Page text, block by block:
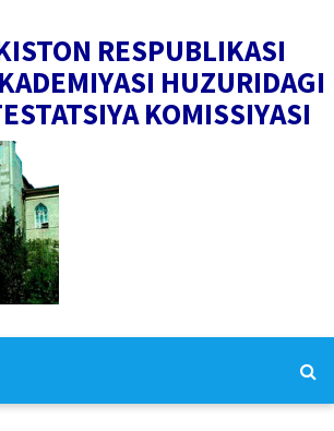
RESPUBLIKASI
HUZURIDAGI
KOMISSIYASI